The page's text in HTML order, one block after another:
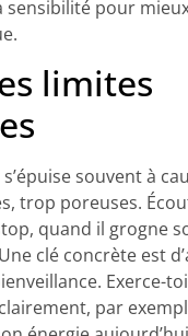
sensibilité pour
limites
souvent à
trop poreuses.
quand il grogne
clé concrète est
Exerce-
par